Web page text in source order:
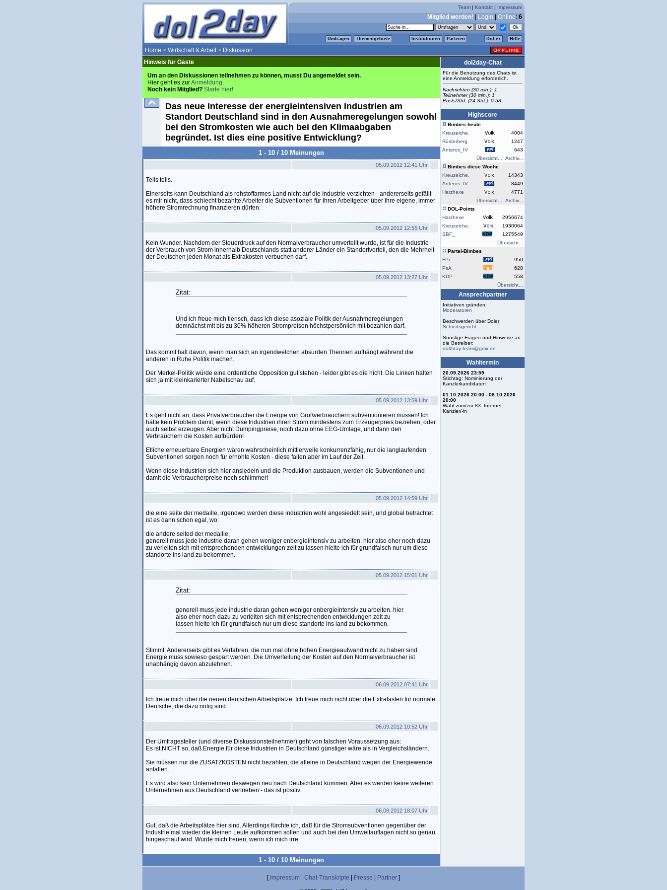
Team | Kontakt | Impressum
Mitglied werden! Login Online: 6
Umfragen Themengebiete Institutionen Parteien DoLex Hilfe
Home > Wirtschaft & Arbeit> Diskussion
Hinweis für Gäste
Um an den Diskussionen teilnehmen zu können, musst Du angemeldet sein.
Hier geht es zurAnmeldung.
Noch kein Mitglied? Starte hier!.
Das neue Interesse der energieintensiven Industrien am
Standort Deutschland sind in den Ausnahmeregelungen sowohl
bei den Stromkosten wie auch bei den Klimaabgaben
begründet. Ist dies eine positive Entwicklung?
1 - 10 / 10 Meinungen
05.09.2012 12:41 Uhr
Teils teils.
Einerseits kann Deutschland als rohstoffarmes Land nicht auf die Industrie verzichten - andererseits gefällt
es mir nicht, dass schlecht bezahlte Arbeiter die Subventionen für ihren Arbeitgeber über ihre eigene, immer
höhere Stromrechnung finanzieren dürfen.
05.09.2012 12:55 Uhr
Kein Wunder. Nachdem der Steuerdruck auf den Normalverbraucher umverteilt wurde, ist für die Industrie
der Verbrauch von Strom innerhalb Deutschlands statt anderer Länder ein Standortvorteil, den die Mehrheit
der Deutschen jeden Monat als Extrakosten verbuchen darf.
05.09.2012 13:27 Uhr
Zitat:
Und ich freue mich tierisch, dass ich diese asoziale Politik der Ausnahmeregelungen
demnächst mit bis zu 30% höheren Strompreisen höchstpersönlich mit bezahlen darf.
Das kommt halt davon, wenn man sich an irgendwelchen absurden Theorien aufhängt während die
anderen in Ruhe Politik machen.
Der Merkel-Politik würde eine ordentliche Opposition gut stehen - leider gibt es die nicht. Die Linken halten
sich ja mit kleinkarierter Nabelschau auf.
05.09.2012 13:59 Uhr
Es geht nicht an, dass Privatverbraucher die Energie von Großverbrauchern subventionieren müssen! Ich
hätte kein Problem damit, wenn diese Industrien ihren Strom mindestens zum Erzeugerpreis beziehen, oder
auch selbst erzeugen. Aber nicht Dumpingpreise, noch dazu ohne EEG-Umlage, und dann den
Verbrauchern die Kosten aufbürden!
Etliche erneuerbare Energien wären wahrscheinlich mittlerweile konkurrenzfähig, nur die langlaufenden
Subventionen sorgen noch für erhöhte Kosten - diese fallen aber im Lauf der Zeit.
Wenn diese Industrien sich hier ansiedeln und die Produktion ausbauen, werden die Subventionen und
damit die Verbraucherpreise noch schlimmer!
05.09.2012 14:59 Uhr
die eine seite der medaille, irgendwo werden diese industrien wohl angesiedelt sein, und global betrachtet
ist es dann schon egal, wo.
die andere seited der medaille,
generell muss jede industrie daran gehen weniger enbergieintensiv zu arbeiten. hier also eher noch dazu
zu verleiten sich mit entsprechenden entwicklungen zeit zu lassen hielte ich für grundfalsch nur um diese
standorte ins land zu bekommen.
05.09.2012 15:01 Uhr
Zitat:
generell muss jede industrie daran gehen weniger enbergieintensiv zu arbeiten. hier
also eher noch dazu zu verleiten sich mit entsprechenden entwicklungen zeit zu
lassen hielte ich für grundfalsch nur um diese standorte ins land zu bekommen.
Stimmt. Andererseits gibt es Verfahren, die nun mal ohne hohen Energieaufwand nicht zu haben sind.
Energie muss sowieso gespart werden. Die Umverteilung der Kosten auf den Normalverbraucher ist
unabhängig davon abzulehnen.
06.09.2012 07:41 Uhr
Ich freue mich über die neuen deutschen Arbeitsplätze. Ich freue mich nicht über die Extralasten für normale
Deutsche, die dazu nötig sind.
06.09.2012 10:52 Uhr
Der Umfragesteller (und diverse Diskussionsteilnehmer) geht von falschen Voraussetzung aus:
Es ist NICHT so, daß Energie für diese Industrien in Deutschland günstiger wäre als in Vergleichsländern.
Sie müssen nur die ZUSATZKOSTEN nicht bezahlen, die alleine in Deutschland wegen der Energiewende
anfallen.
Es wird also kein Unternehmen deswegen neu nach Deutschland kommen. Aber es werden keine weiteren
Unternehmen aus Deutschland vertrieben - das ist positiv.
06.09.2012 18:07 Uhr
Gut, daß die Arbeitsplätze hier sind. Allerdings fürchte ich, daß für die Stromsubventionen gegenüber der
Industrie mal wieder die kleinen Leute aufkommen sollen und auch bei den Umweltauflagen nicht so genau
hingeschaut wird. Würde mich freuen, wenn ich mich irre.
1 - 10 / 10 Meinungen
dol2day-Chat
Für die Benutzung des Chats ist
eine Anmeldung erforderlich.
Nachrichten (30 min.): 1
Teilnehmer (30 min.): 1
Posts/Std. (24 Std.): 0.58
Highscore
Bimbes heute
Kreuzeiche.
4004
Rüsterberg
1247
Anteros_IV
643
Übersicht...
Archiv...
Bimbes diese Woche
Kreuzeiche.
14343
Anteros_IV
8449
Harzhexe
4771
Übersicht...
Archiv...
DOL-Points
Harzhexe
2956674
Kreuzeiche.
1930064
SBF_
1275549
Übersicht...
Partei-Bimbes
FPi
950
PsA
628
KDP
558
Übersicht...
Ansprechpartner
Initiativen gründen:
Moderatoren
Beschwerden über Doler:
Schiedsgericht
Sonstige Fragen und Hinweise an
die Betreiber:
dol2day-team@gmx.de
Wahltermin
20.09.2026 23:59
Stichtag: Nominierung der
Kanzlerkandidaten
01.10.2026 20:00 - 08.10.2026
20:00
Wahl zum/zur 83. Internet-
Kanzler/-in
[ Impressum Chat-Transkripte Presse Partner ]